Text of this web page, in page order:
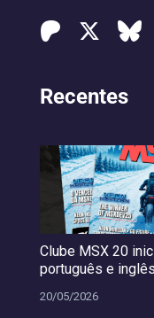
Recentes
Clube MSX 20
português e inglês
20/05/2026